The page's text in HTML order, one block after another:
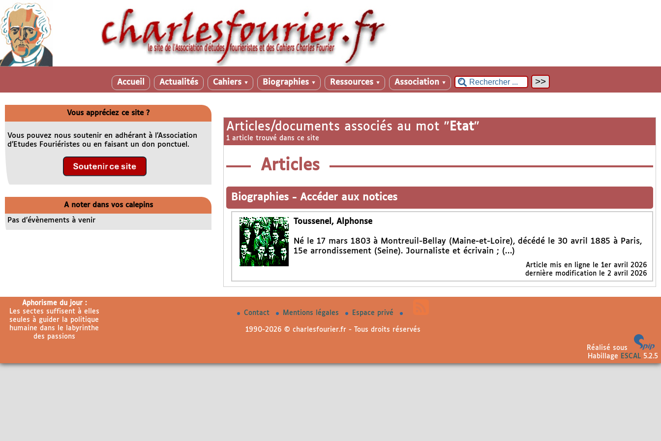
Accueil Actualités Cahiers ▼ Biographies ▼ Ressources ▼ Association ▼
Articles/documents associés au mot " Etat"
1 article trouvé dans ce site
Articles
Biographies - Accéder aux notices
Toussenel, Alphonse
Né le 17 mars 1803 à Montreuil-Bellay (Maine-et-Loire), décédé le 30 avril 1885 à Paris,
15e arrondissement (Seine). Journaliste et écrivain ; (…)
Article mis en ligne le 1er avril 2026
dernière modification le 2 avril 2026
Vous appréciez ce site ?
Vous pouvez nous soutenir en adhérant à l’Association
d’Etudes Fouriéristes ou en faisant un don ponctuel.
A noter dans vos calepins
Pas d’évènements à venir
Aphorisme du jour :
Les sectes suffisent à elles
seules à guider la politique
humaine dans le labyrinthe
des passions
Contact Mentions légales Espace privé
1990-2026 © charlesfourier.fr - Tous droits réservés
Réalisé sous
Habillage
ESCAL5.2.5